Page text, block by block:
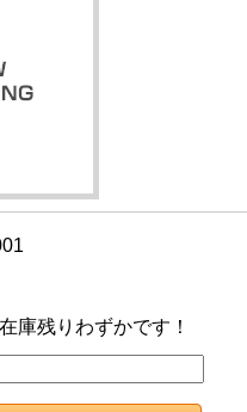
残りわずかです！